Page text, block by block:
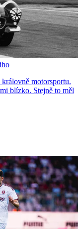
motorsportu.
blízko. Stejně to měl